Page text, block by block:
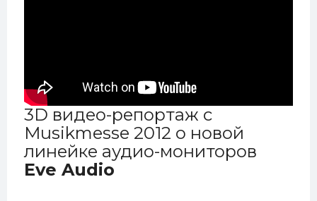
3D видео-репортаж c
Musikmesse 2012 о новой
линейке аудио-мониторов
Eve Audio